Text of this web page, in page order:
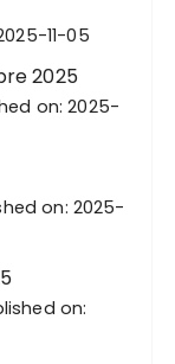
11-05
2025
on: 2025-
on: 2025-
on: